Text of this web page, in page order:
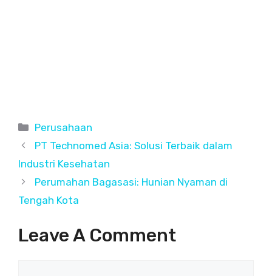
C
a
e
g
o
i
Perusahaan
PT Technomed Asia: Solusi Terbaik dalam
Industri Kesehatan
Perumahan Bagasasi: Hunian Nyaman di
Tengah Kota
Leave A Comment